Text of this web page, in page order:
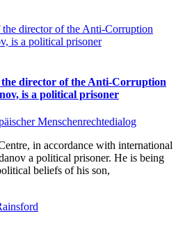
director of the Anti-Corruption
is a political prisoner
Menschenrechtedialog
in accordance with international
a political prisoner. He is being
beliefs of his son,